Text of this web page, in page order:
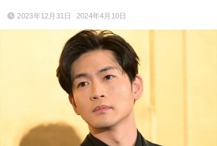
2023年12月31日 2024年4月10日